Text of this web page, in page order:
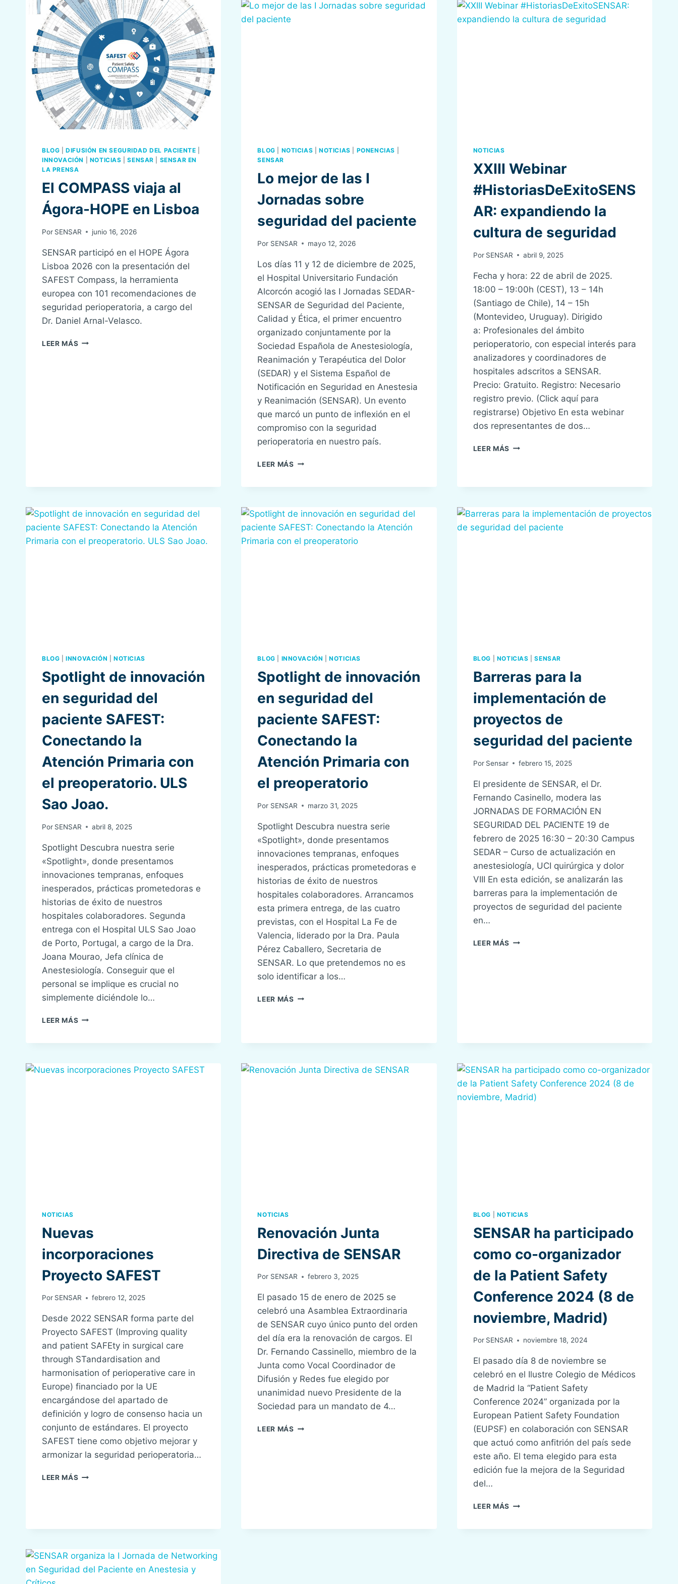
BLOG |DIFUSIÓN EN SEGURIDAD DEL PACIENTE
INNOVACIÓN
NOTICIAS |SENSAR
SENSAR EN
LA PRENSA
El COMPASS viaja al
Ágora-HOPE en Lisboa
Por SENSAR junio 16, 2026
SENSAR participó en el HOPE Ágora
Lisboa 2026 con la presentación del
SAFEST Compass, la herramienta
europea con 101 recomendaciones de
seguridad perioperatoria, a cargo del
Dr. Daniel Arnal-Velasco.
LEER MÁS EL
BLOG NOTICIAS |NOTICIAS PONENCIAS
SENSAR
Lo mejor de las I
Jornadas sobre
seguridad del paciente
Por SENSAR mayo 12, 2026
Los días 11 y 12 de diciembre de 2025,
el Hospital Universitario Fundación
Alcorcón acogió las I Jornadas SEDAR-
SENSAR de Seguridad del Paciente,
Calidad y Ética, el primer encuentro
organizado conjuntamente por la
Sociedad Española de Anestesiología,
Reanimación y Terapéutica del Dolor
(SEDAR) y el Sistema Español de
Notificación en Seguridad en Anestesia
y Reanimación (SENSAR). Un evento
que marcó un punto de inflexión en el
compromiso con la seguridad
perioperatoria en nuestro país.
LEER MÁS LO
JORNADAS
SOBRE
SEGURIDAD
DEL
NOTICIAS
XXIII Webinar
#HistoriasDeExitoSENS
AR: expandiendo la
cultura de seguridad
Por SENSAR abril 9, 2025
Fecha y hora: 22 de abril de 2025.
18:00 – 19:00h (CEST), 13 – 14h
(Santiago de Chile), 14 – 15h
(Montevideo, Uruguay). Dirigido
a: Profesionales del ámbito
perioperatorio, con especial interés para
analizadores y coordinadores de
hospitales adscritos a SENSAR.
Precio: Gratuito. Registro: Necesario
registro previo. (Click aquí para
registrarse) Objetivo En esta webinar
dos representantes de dos…
LEER MÁS XXIII
LA
BLOG |INNOVACIÓN NOTICIAS
Spotlight de innovación
en seguridad del
paciente SAFEST:
Conectando la
Atención Primaria con
el preoperatorio. ULS
Sao Joao.
Por SENSAR abril 8, 2025
Spotlight Descubra nuestra serie
«Spotlight», donde presentamos
innovaciones tempranas, enfoques
inesperados, prácticas prometedoras e
historias de éxito de nuestros
hospitales colaboradores. Segunda
entrega con el Hospital ULS Sao Joao
de Porto, Portugal, a cargo de la Dra.
Joana Mourao, Jefa clínica de
Anestesiología. Conseguir que el
personal se implique es crucial no
simplemente diciéndole lo…
LEER MÁS SPOTLIGHT
DEL
BLOG INNOVACIÓN |NOTICIAS
Spotlight de innovación
en seguridad del
paciente SAFEST:
Conectando la
Atención Primaria con
el preoperatorio
Por SENSAR marzo 31, 2025
Spotlight Descubra nuestra serie
«Spotlight», donde presentamos
innovaciones tempranas, enfoques
inesperados, prácticas prometedoras e
historias de éxito de nuestros
hospitales colaboradores. Arrancamos
esta primera entrega, de las cuatro
previstas, con el Hospital La Fe de
Valencia, liderado por la Dra. Paula
Pérez Caballero, Secretaria de
SENSAR. Lo que pretendemos no es
solo identificar a los…
LEER MÁS SPOTLIGHT
SAFEST:
BLOG NOTICIAS |SENSAR
Barreras para la
implementación de
proyectos de
seguridad del paciente
Por Sensar febrero 15, 2025
El presidente de SENSAR, el Dr.
Fernando Casinello, modera las
JORNADAS DE FORMACIÓN EN
SEGURIDAD DEL PACIENTE 19 de
febrero de 2025 16:30 – 20:30 Campus
SEDAR – Curso de actualización en
anestesiología, UCI quirúrgica y dolor
VIII En esta edición, se analizarán las
barreras para la implementación de
proyectos de seguridad del paciente
en…
LEER MÁS BARRERAS
NOTICIAS
Nuevas
incorporaciones
Proyecto SAFEST
Por SENSAR febrero 12, 2025
Desde 2022 SENSAR forma parte del
Proyecto SAFEST (Improving quality
and patient SAFEty in surgical care
through STandardisation and
harmonisation of perioperative care in
Europe) financiado por la UE
encargándose del apartado de
definición y logro de consenso hacia un
conjunto de estándares. El proyecto
SAFEST tiene como objetivo mejorar y
armonizar la seguridad perioperatoria…
LEER MÁS NUEVAS
NOTICIAS
Renovación Junta
Directiva de SENSAR
Por SENSAR febrero 3, 2025
El pasado 15 de enero de 2025 se
celebró una Asamblea Extraordinaria
de SENSAR cuyo único punto del orden
del día era la renovación de cargos. El
Dr. Fernando Cassinello, miembro de la
Junta como Vocal Coordinador de
Difusión y Redes fue elegido por
unanimidad nuevo Presidente de la
Sociedad para un mandato de 4…
LEER MÁS RENOVACIÓN
BLOG NOTICIAS
SENSAR ha participado
como co-organizador
de la Patient Safety
Conference 2024 (8 de
noviembre, Madrid)
Por SENSAR noviembre 18, 2024
El pasado día 8 de noviembre se
celebró en el Ilustre Colegio de Médicos
de Madrid la “Patient Safety
Conference 2024” organizada por la
European Patient Safety Foundation
(EUPSF) en colaboración con SENSAR
que actuó como anfitrión del país sede
este año. El tema elegido para esta
edición fue la mejora de la Seguridad
del…
LEER MÁS SENSAR